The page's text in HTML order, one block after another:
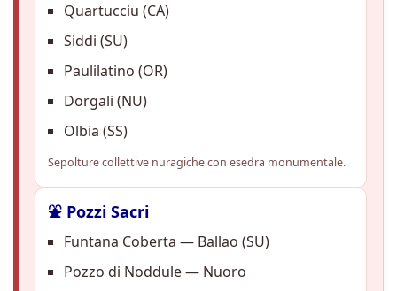
Quartucciu (CA)
Siddi (SU)
Paulilatino (OR)
Dorgali (NU)
Olbia (SS)
Sepolture collettive nuragiche con esedra monumentale.
⛲ Pozzi Sacri
Funtana Coberta — Ballao (SU)
Pozzo di Noddule — Nuoro